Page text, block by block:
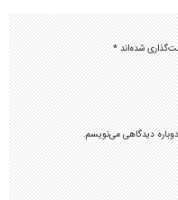
شده‌اند*
دیدگاهی می‌نویسم.